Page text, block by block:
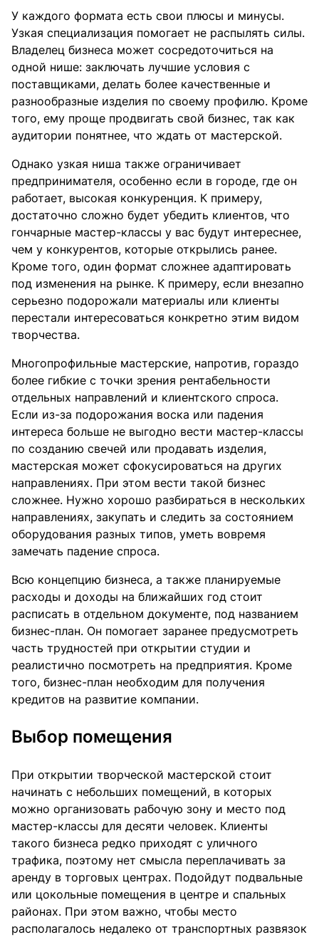
У каждого формата есть свои плюсы и минусы.
Узкая специализация помогает не распылять силы.
Владелец бизнеса может сосредоточиться на
одной нише: заключать лучшие условия с
поставщиками, делать более качественные и
разнообразные изделия по своему профилю. Кроме
того, ему проще продвигать свой бизнес, так как
аудитории понятнее, что ждать от мастерской.
Однако узкая ниша также ограничивает
предпринимателя, особенно если в городе, где он
работает, высокая конкуренция. К примеру,
достаточно сложно будет убедить клиентов, что
гончарные мастер-классы у вас будут интереснее,
чем у конкурентов, которые открылись ранее.
Кроме того, один формат сложнее адаптировать
под изменения на рынке. К примеру, если внезапно
серьезно подорожали материалы или клиенты
перестали интересоваться конкретно этим видом
творчества.
Многопрофильные мастерские, напротив, гораздо
более гибкие с точки зрения рентабельности
отдельных направлений и клиентского спроса.
Если из-за подорожания воска или падения
интереса больше не выгодно вести мастер-классы
по созданию свечей или продавать изделия,
мастерская может сфокусироваться на других
направлениях. При этом вести такой бизнес
сложнее. Нужно хорошо разбираться в нескольких
направлениях, закупать и следить за состоянием
оборудования разных типов, уметь вовремя
замечать падение спроса.
Всю концепцию бизнеса, а также планируемые
расходы и доходы на ближайших год стоит
расписать в отдельном документе, под названием
бизнес-план. Он помогает заранее предусмотреть
часть трудностей при открытии студии и
реалистично посмотреть на предприятия. Кроме
того, бизнес-план необходим для получения
кредитов на развитие компании.
Выбор помещения
При открытии творческой мастерской стоит
начинать с небольших помещений, в которых
можно организовать рабочую зону и место под
мастер-классы для десяти человек. Клиенты
такого бизнеса редко приходят с уличного
трафика, поэтому нет смысла переплачивать за
аренду в торговых центрах. Подойдут подвальные
или цокольные помещения в центре и спальных
районах. При этом важно, чтобы место
располагалось недалеко от транспортных развязок